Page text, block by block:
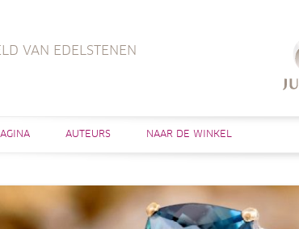
VAN EDELSTENEN
AUTEURS NAAR DE WINKEL